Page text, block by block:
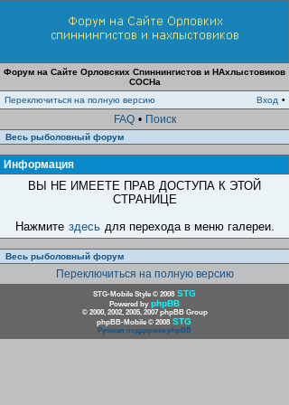
Форум на Сайте Орловских Спиннингистов и НАхлыстовиков
СОСНа
Переключиться на полную версию
Вход •
FAQ • Поиск
Весь рыболовный форум
Информация
ВЫ НЕ ИМЕЕТЕ ПРАВ ДОСТУПА К ЭТОЙ
СТРАНИЦЕ
Нажмите здесь для перехода в меню галереи.
Весь рыболовный форум
Переключиться на полную версию
STG-Mobile Style © 2008 STG
Powered by phpBB
© 2000, 2002, 2005, 2007 phpBB Group
phpBB-Mobile © 2008 STG
Русская поддержка phpBB